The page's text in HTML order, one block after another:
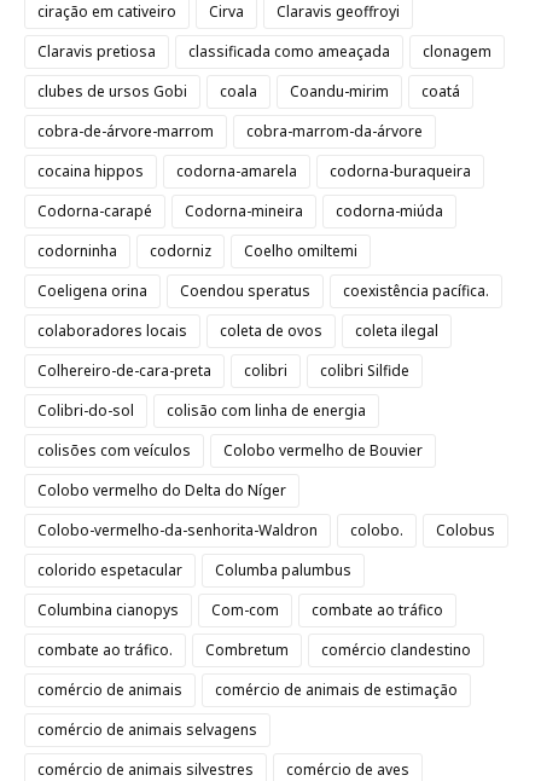
ciração em cativeiro
Cirva
Claravis geoffroyi
Claravis pretiosa
classificada como ameaçada
clonagem
clubes de ursos Gobi
coala Coandu-mirim
coatá
cobra-de-árvore-marrom
cobra-marrom-da-árvore
cocaina hippos
codorna-amarela
codorna-buraqueira
Codorna-carapé
Codorna-mineira
codorna-miúda
codorninha
codorniz
Coelho omiltemi
Coeligena orina
Coendou speratus
coexistência pacífica.
colaboradores locais
coleta de ovos
coleta ilegal
Colhereiro-de-cara-preta
colibri
colibri Silfide
Colibri-do-sol
colisão com linha de energia
colisões com veículos
Colobo vermelho de Bouvier
Colobo vermelho do Delta do Níger
Colobo-vermelho-da-senhorita-Waldron
colobo.
Colobus
colorido espetacular
Columba palumbus
Columbina cianopys
Com-com
combate ao tráfico
combate ao tráfico.
Combretum
comércio clandestino
comércio de animais
comércio de animais de estimação
comércio de animais selvagens
comércio de animais silvestres
comércio de aves